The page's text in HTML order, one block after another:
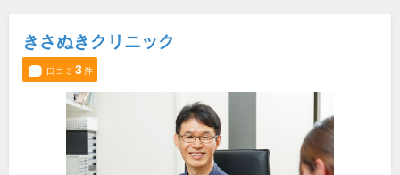
きさぬきクリニック
口コミ 3件